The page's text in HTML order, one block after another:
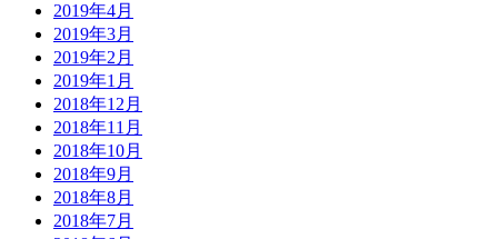
2019年4月
2019年3月
2019年2月
2019年1月
2018年12月
2018年11月
2018年10月
2018年9月
2018年8月
2018年7月